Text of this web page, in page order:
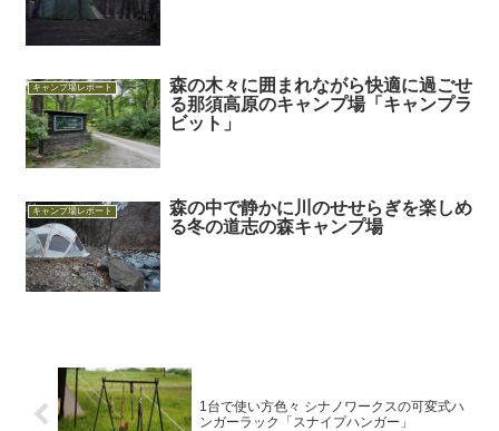
キャンプ場レポート
森の木々に囲まれながら快適に過ごせ
る那須高原のキャンプ場「キャンプラ
ビット」
キャンプ場レポート
森の中で静かに川のせせらぎを楽しめ
る冬の道志の森キャンプ場
1台で使い方色々 シナノワークスの可変式ハ
ンガーラック「スナイプハンガー」